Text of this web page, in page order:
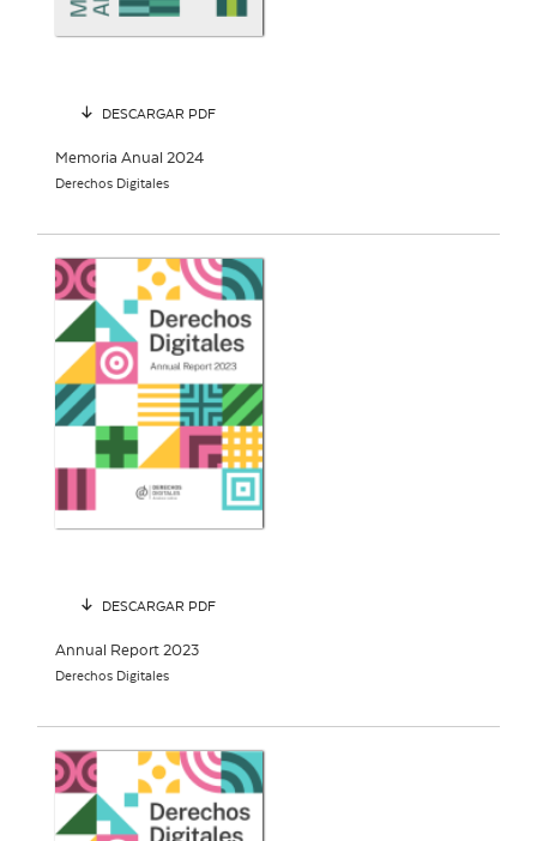
DESCARGAR PDF
Memoria Anual 2024
Derechos Digitales
DESCARGAR PDF
Annual Report 2023
Derechos Digitales